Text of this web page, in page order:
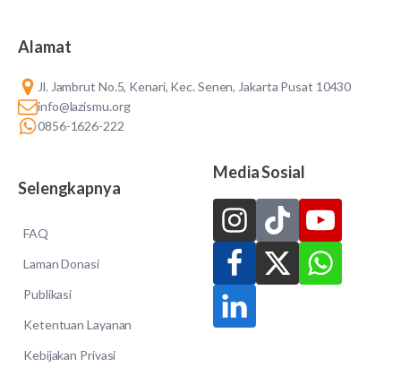
Alamat
Jl. Jambrut No.5, Kenari, Kec. Senen, Jakarta Pusat 10430
info@lazismu.org
0856-1626-222
Selengkapnya
FAQ
Laman Donasi
Publikasi
Ketentuan Layanan
Kebijakan Privasi
Media Sosial